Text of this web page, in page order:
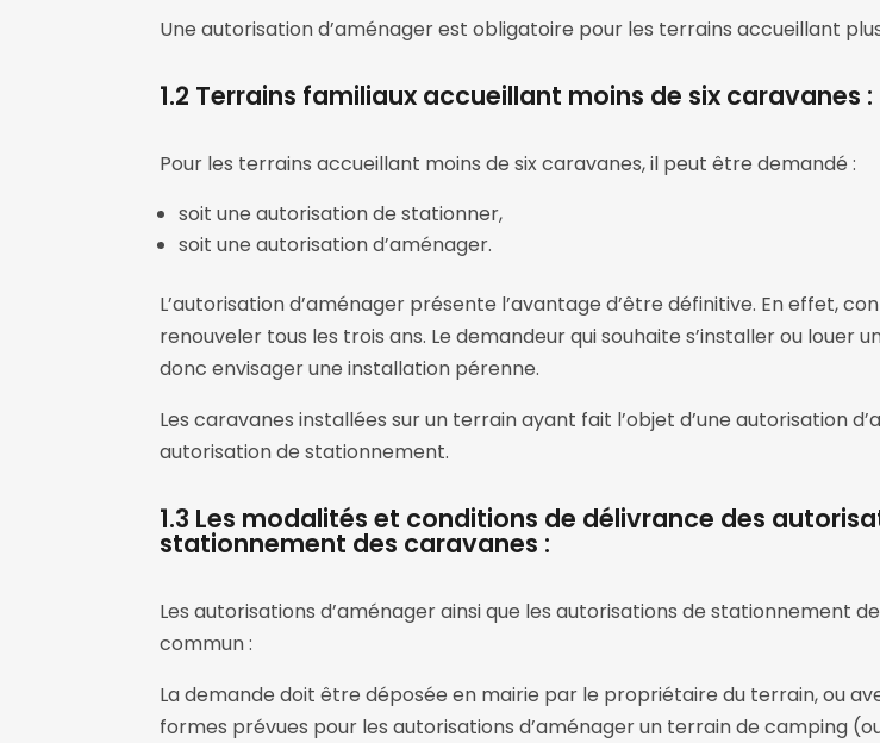
Une autorisation d’aménager est obligatoire pour les terrains accueillant
1.2 Terrains familiaux accueillant moins de six caravanes :
Pour les terrains accueillant moins de six caravanes, il peut être demandé :
soit une autorisation de stationner,
soit une autorisation d’aménager.
L’autorisation d’aménager présente l’avantage d’être définitive. En effet,
renouveler tous les trois ans. Le demandeur qui souhaite s’installer ou
donc envisager une installation pérenne.
Les caravanes installées sur un terrain ayant fait l’objet d’une autorisation
autorisation de stationnement.
1.3 Les modalités et conditions de délivrance des
stationnement des caravanes :
Les autorisations d’aménager ainsi que les autorisations de stationnement
commun :
La demande doit être déposée en mairie par le propriétaire du terrain, ou
formes prévues pour les autorisations d’aménager un terrain de camping